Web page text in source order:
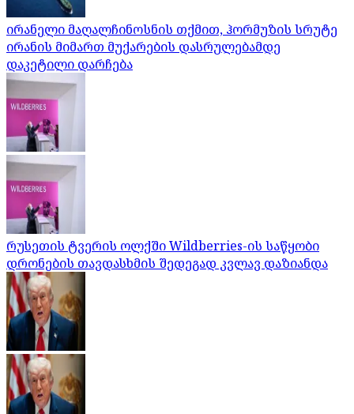
ირანელი მაღალჩინოსნის თქმით, ჰორმუზის სრუტე
ირანის მიმართ მუქარების დასრულებამდე
დაკეტილი დარჩება
რუსეთის ტვერის ოლქში Wildberries-ის საწყობი
დრონების თავდასხმის შედეგად კვლავ დაზიანდა